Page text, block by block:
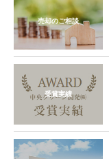
売却のご相談
受賞実績